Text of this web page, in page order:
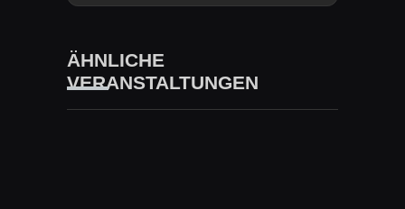
ÄHNLICHE
VERANSTALTUNGEN